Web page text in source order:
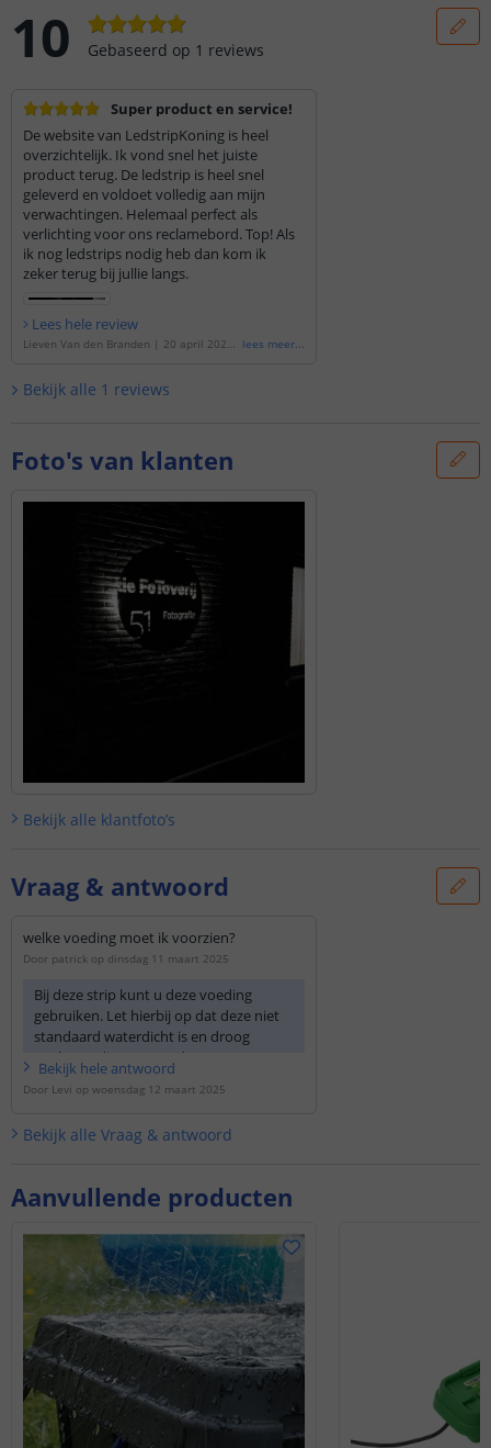
Aanvullende producten
10 Gebaseerd op 1 reviews
Super product en service!
De website van LedstripKoning is heel
overzichtelijk. Ik vond snel het juiste
product terug. De ledstrip is heel snel
geleverd en voldoet volledig aan mijn
verwachtingen. Helemaal perfect als
verlichting voor ons reclamebord. Top! Als
ik nog ledstrips nodig heb dan kom ik
zeker terug bij jullie langs.
Lees hele review
Lieven Van den Branden | 20 april 2020
lees meer...
Bekijk alle 1 reviews
Foto's van klanten
Bekijk alle klantfoto’s
Vraag & antwoord
welke voeding moet ik voorzien?
Door patrick op dinsdag 11 maart 2025
Bij deze strip kunt u deze voeding
gebruiken. Let hierbij op dat deze niet
standaard waterdicht is en droog
geplaatst dient te worden.
https://www.ledstripkoning.be/...
Bekijk hele antwoord
Door Levi op woensdag 12 maart 2025
Bekijk alle Vraag & antwoord